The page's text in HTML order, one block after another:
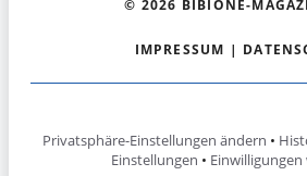
© 2026 BIBIONE-
IMPRESSUM |
Privatsphäre-Einstellungen ändern •
Einstellungen •